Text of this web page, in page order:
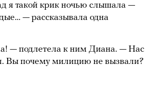
я такой крик ночью слышала —
— рассказывала одна
— подлетела к ним Диана. — Нас
Вы почему милицию не вызвали?